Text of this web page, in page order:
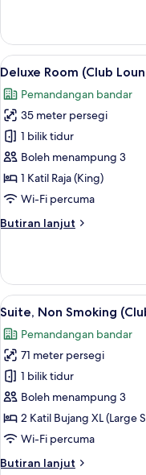
Twin
Room,
Non
(Club
Lounge
Access)
Lihat
semua
foto
untuk
Deluxe
Room
(Club
Lounge
Access)
14
Deluxe Room (Club
Pemandangan bandar
35 meter persegi
1 bilik tidur
Boleh menampung 3
1 Katil Raja (King)
Wi-Fi percuma
Butiran lanjut
Butiran
Room
(Club
Lounge
Lihat
semua
foto
untuk
Suite,
Non
Smoking
(Club
Lounge
Access)
16
Suite, Non Smoking
Pemandangan bandar
71 meter persegi
1 bilik tidur
Boleh menampung 3
2 Katil Bujang XL (Large
Wi-Fi percuma
Butiran lanjut
Butiran